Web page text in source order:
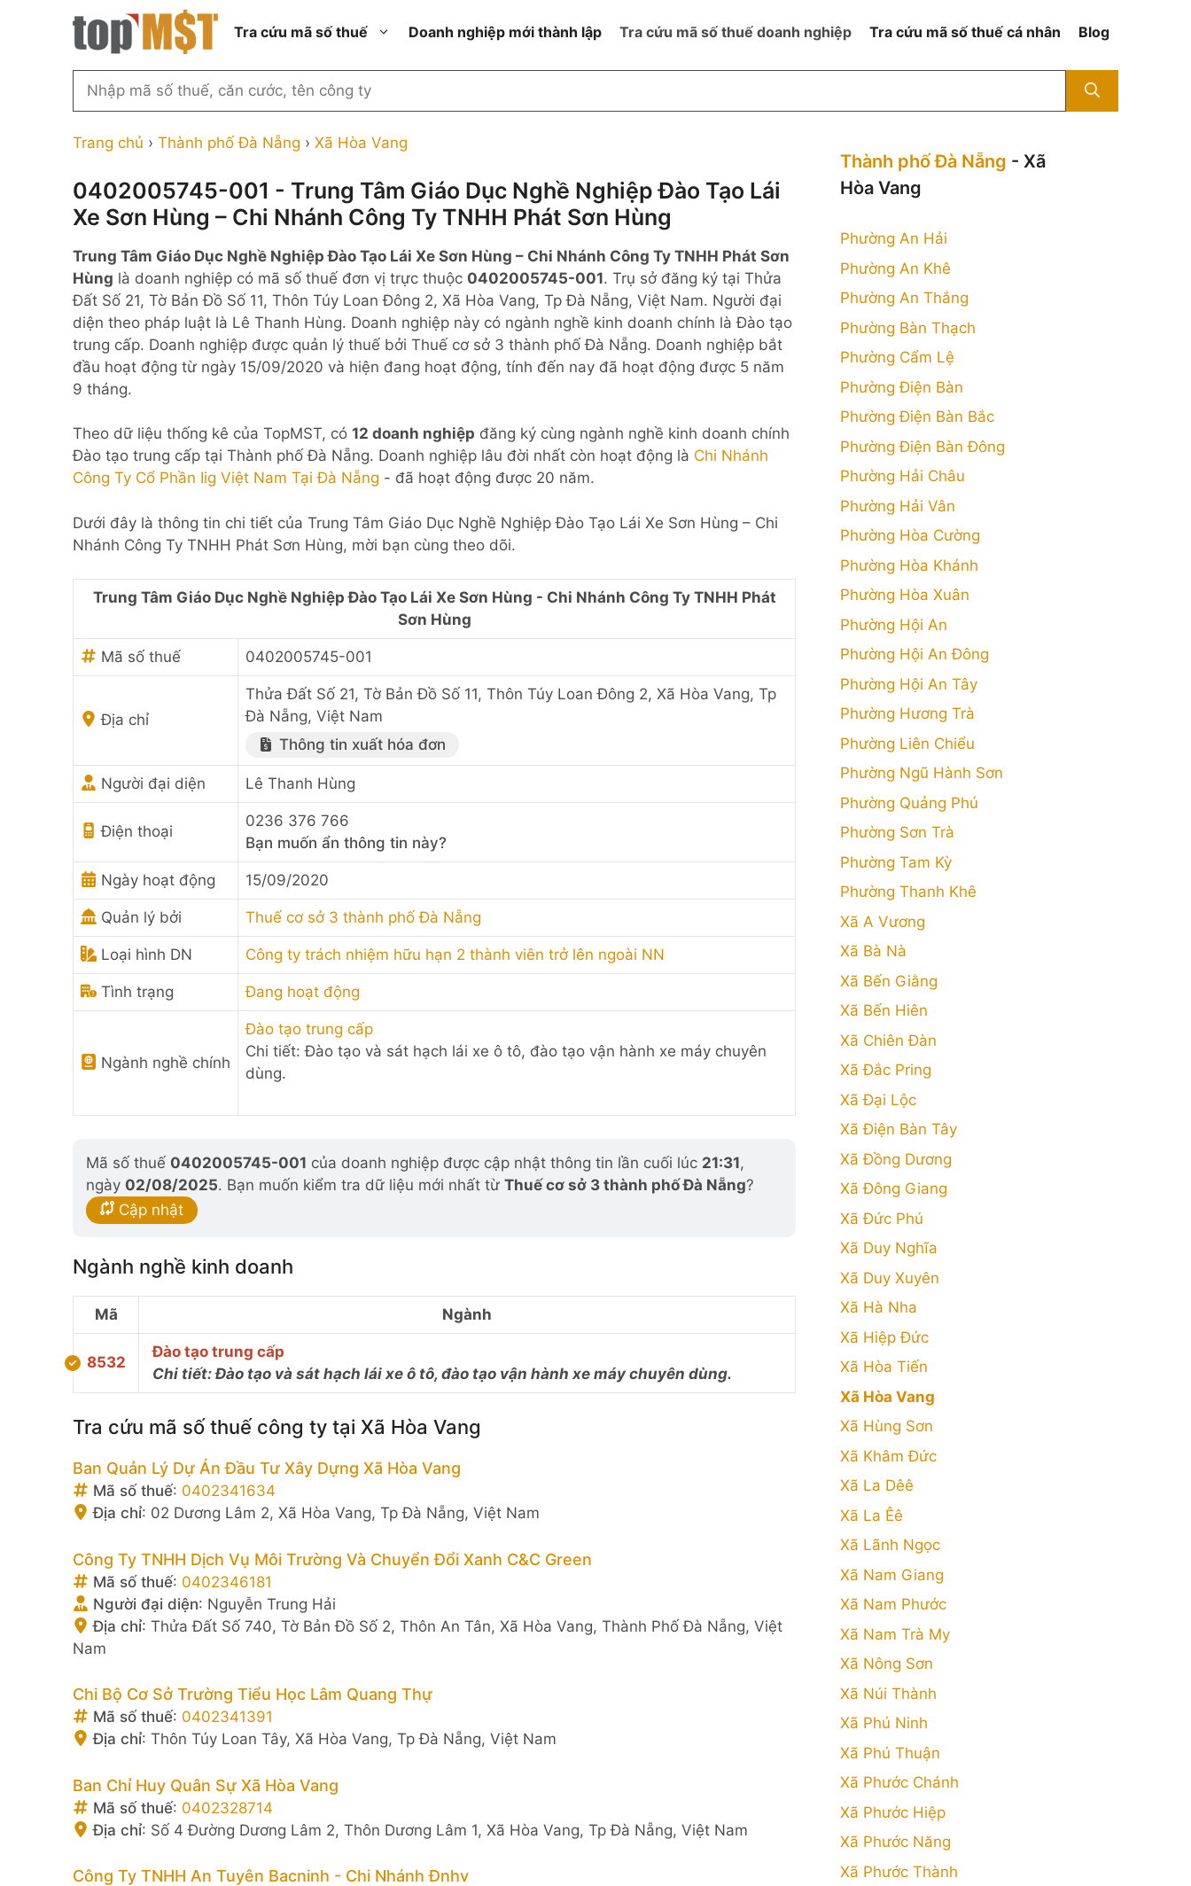
Tra cứu mã số thuế
Thành phố Hồ Chí Minh
Thành phố Hà Nội
Thành phố Đà Nẵng
Thành phố Hải Phòng
Thanh Hóa
Bắc Ninh
Nghệ An
Công ty cổ phần ngoài NN
Công ty hợp doanh
thành viên ngoài NN
Công ty trách nhiệm hữu hạn 2
thành viên trở lên ngoài NN
Công ty trách nhiệm hữu hạn
ngoài NN
Doanh nghiệp 100% vốn đầu tư
nước ngoài
Hộ kinh doanh cá thể
Ngừng hoạt động nhưng chưa
hoàn thành thủ tục đóng MST
Không hoạt động tại địa chỉ đã
đăng ký
Doanh nghiệp mới thành lập Tra cứu mã số thuế doanh nghiệp Tra cứu mã số thuế cá nhân Blog
Tìm
theo
công
ty,
đại
diện
hoặc
mã
số
thuế
...
Trang chủ › Thành phố Đà Nẵng › Xã Hòa Vang
0402005745-001 - Trung Tâm Giáo Dục Nghề Nghiệp Đào Tạo Lái
Xe Sơn Hùng – Chi Nhánh Công Ty TNHH Phát Sơn Hùng
Trung Tâm Giáo Dục Nghề Nghiệp Đào Tạo Lái Xe Sơn Hùng – Chi Nhánh Công Ty TNHH Phát Sơn
Hùng là doanh nghiệp có mã số thuế đơn vị trực thuộc 0402005745-001. Trụ sở đăng ký tại Thửa
Đất Số 21, Tờ Bản Đồ Số 11, Thôn Túy Loan Đông 2, Xã Hòa Vang, Tp Đà Nẵng, Việt Nam. Người đại
diện theo pháp luật là Lê Thanh Hùng. Doanh nghiệp này có ngành nghề kinh doanh chính là Đào tạo
trung cấp. Doanh nghiệp được quản lý thuế bởi Thuế cơ sở 3 thành phố Đà Nẵng. Doanh nghiệp bắt
đầu hoạt động từ ngày 15/09/2020 và hiện đang hoạt động, tính đến nay đã hoạt động được 5 năm
9 tháng.
Theo dữ liệu thống kê của TopMST, có 12 doanh nghiệp đăng ký cùng ngành nghề kinh doanh chính
Đào tạo trung cấp tại Thành phố Đà Nẵng. Doanh nghiệp lâu đời nhất còn hoạt động là Chi Nhánh
Công Ty Cổ Phần Iig Việt Nam Tại Đà Nẵng - đã hoạt động được 20 năm.
Dưới đây là thông tin chi tiết của Trung Tâm Giáo Dục Nghề Nghiệp Đào Tạo Lái Xe Sơn Hùng – Chi
Nhánh Công Ty TNHH Phát Sơn Hùng, mời bạn cùng theo dõi.
Trung Tâm Giáo Dục Nghề Nghiệp Đào Tạo Lái Xe Sơn Hùng - Chi Nhánh Công Ty TNHH Phát
Sơn Hùng
Mã số thuế 0402005745-001
Địa chỉ
Thửa Đất Số 21, Tờ Bản Đồ Số 11, Thôn Túy Loan Đông 2, Xã Hòa Vang, Tp
Đà Nẵng, Việt Nam
Thông tin xuất hóa đơn
Người đại diện Lê Thanh Hùng
Điện thoại
0236 376 766
Bạn muốn ẩn thông tin này?
Ngày hoạt động 15/09/2020
Quản lý bởi Thuế cơ sở 3 thành phố Đà Nẵng
Loại hình DN Công ty trách nhiệm hữu hạn 2 thành viên trở lên ngoài NN
Tình trạng Đang hoạt động
Ngành nghề chính
Đào tạo trung cấp
Chi tiết: Đào tạo và sát hạch lái xe ô tô, đào tạo vận hành xe máy chuyên
dùng.
Mã số thuế 0402005745-001 của doanh nghiệp được cập nhật thông tin lần cuối lúc 21:31,
ngày 02/08/2025. Bạn muốn kiểm tra dữ liệu mới nhất từ Thuế cơ sở 3 thành phố Đà Nẵng?
Cập nhật
Ngành nghề kinh doanh
Mã Ngành
8532
Đào tạo trung cấp
Chi tiết: Đào tạo và sát hạch lái xe ô tô, đào tạo vận hành xe máy chuyên dùng.
Tra cứu mã số thuế công ty tại Xã Hòa Vang
Ban Quản Lý Dự Án Đầu Tư Xây Dựng Xã Hòa Vang
Mã số thuế: 0402341634
Địa chỉ: 02 Dương Lâm 2, Xã Hòa Vang, Tp Đà Nẵng, Việt Nam
Công Ty TNHH Dịch Vụ Môi Trường Và Chuyển Đổi Xanh C&C Green
Mã số thuế: 0402346181
Người đại diện: Nguyễn Trung Hải
Địa chỉ: Thửa Đất Số 740, Tờ Bản Đồ Số 2, Thôn An Tân, Xã Hòa Vang, Thành Phố Đà Nẵng, Việt
Nam
Chi Bộ Cơ Sở Trường Tiểu Học Lâm Quang Thự
Mã số thuế: 0402341391
Địa chỉ: Thôn Túy Loan Tây, Xã Hòa Vang, Tp Đà Nẵng, Việt Nam
Ban Chỉ Huy Quân Sự Xã Hòa Vang
Mã số thuế: 0402328714
Địa chỉ: Số 4 Đường Dương Lâm 2, Thôn Dương Lâm 1, Xã Hòa Vang, Tp Đà Nẵng, Việt Nam
Công Ty TNHH An Tuyên Bacninh - Chi Nhánh Đnhv
Thành phố Đà Nẵng - Xã
Hòa Vang
Phường An Hải
Phường An Khê
Phường An Thắng
Phường Bàn Thạch
Phường Cẩm Lệ
Phường Điện Bàn
Phường Điện Bàn Bắc
Phường Điện Bàn Đông
Phường Hải Châu
Phường Hải Vân
Phường Hòa Cường
Phường Hòa Khánh
Phường Hòa Xuân
Phường Hội An
Phường Hội An Đông
Phường Hội An Tây
Phường Hương Trà
Phường Liên Chiểu
Phường Ngũ Hành Sơn
Phường Quảng Phú
Phường Sơn Trà
Phường Tam Kỳ
Phường Thanh Khê
Xã A Vương
Xã Bà Nà
Xã Bến Giằng
Xã Bến Hiên
Xã Chiên Đàn
Xã Đắc Pring
Xã Đại Lộc
Xã Điện Bàn Tây
Xã Đồng Dương
Xã Đông Giang
Xã Đức Phú
Xã Duy Nghĩa
Xã Duy Xuyên
Xã Hà Nha
Xã Hiệp Đức
Xã Hòa Tiến
Xã Hòa Vang
Xã Hùng Sơn
Xã Khâm Đức
Xã La Dêê
Xã La Êê
Xã Lãnh Ngọc
Xã Nam Giang
Xã Nam Phước
Xã Nam Trà My
Xã Nông Sơn
Xã Núi Thành
Xã Phú Ninh
Xã Phú Thuận
Xã Phước Chánh
Xã Phước Hiệp
Xã Phước Năng
Xã Phước Thành